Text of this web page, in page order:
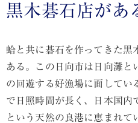
黒木碁石店があ
蛤と共に碁石を作ってきた黒
ある。この日向市は日向灘と
の回遊する好漁場に面してい
で日照時間が長く、日本国内
という天然の良港に恵まれて